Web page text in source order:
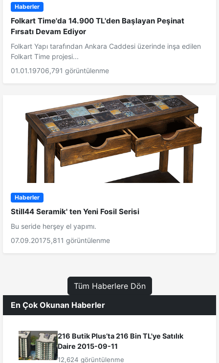
Haberler
Folkart Time'da 14.900 TL'den Başlayan Peşinat
Fırsatı Devam Ediyor
Folkart Yapı tarafından Ankara Caddesi üzerinde inşa edilen
Folkart Time projesi...
01.01.19706,791 görüntülenme
Haberler
Still44 Seramik' ten Yeni Fosil Serisi
Bu seride herşey el yapımı.
07.09.20175,811 görüntülenme
Tüm Haberlere Dön
En Çok Okunan Haberler
216 Butik Plus’ta 216 Bin TL'ye Satılık
Daire 2015-09-11
12,624 görüntülenme